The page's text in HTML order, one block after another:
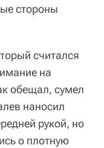
стороны
считался
на
обещал, сумел
наносил
рукой, но
о плотную